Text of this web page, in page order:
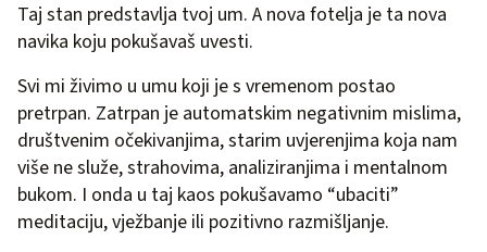
Taj stan predstavlja tvoj um. A nova fotelja je ta nova
navika koju pokušavaš uvesti.
Svi mi živimo u umu koji je s vremenom postao
pretrpan. Zatrpan je automatskim negativnim mislima,
društvenim očekivanjima, starim uvjerenjima koja nam
više ne služe, strahovima, analiziranjima i mentalnom
bukom. I onda u taj kaos pokušavamo “ubaciti”
meditaciju, vježbanje ili pozitivno razmišljanje.